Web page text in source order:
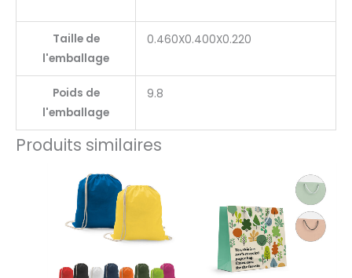
Taille de
l'emballage
0.460X0.400X0.220
Poids de
l'emballage
9.8
Produits similaires